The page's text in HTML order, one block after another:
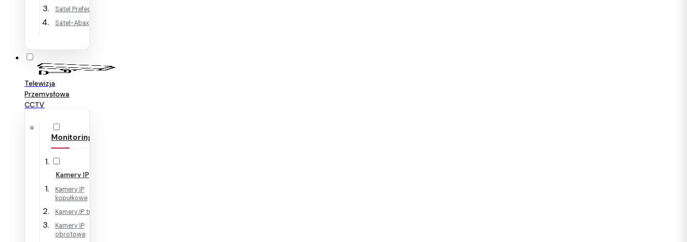
Satel Prefecta WRL
Satel-Abax
Telewizja
Przemysłowa
CCTV
Monitoring IP
Kamery IP
Kamery IP
kopułkowe
Kamery IP tubowe
Kamery IP
obrotowe